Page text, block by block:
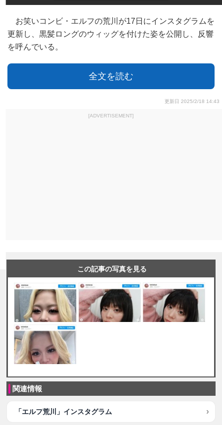
お笑いコンビ・エルフの荒川が17日にインスタグラムを
更新し、黒髪ロングのウィッグを付けた姿を公開し、反響
を呼んでいる。
全文を読む
更新日 2025/2/18 14:43
[ADVERTISEMENT]
この記事の写真を見る
関連情報
「エルフ荒川」インスタグラム